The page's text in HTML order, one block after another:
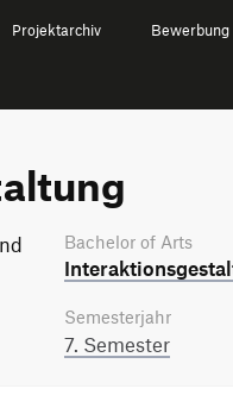
Projektarchiv Bewerbung
Bachelor of Arts
Semesterjahr
7. Semester